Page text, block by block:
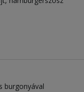
burgonyával